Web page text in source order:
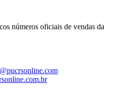
números oficiais de vendas da